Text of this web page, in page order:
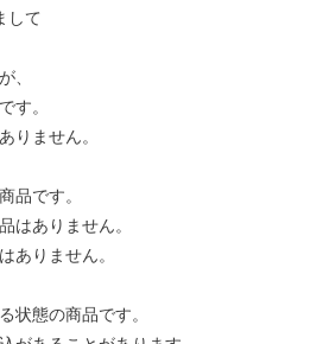
して
、
す。
ません。
です。
ありません。
りません。
態の商品です。